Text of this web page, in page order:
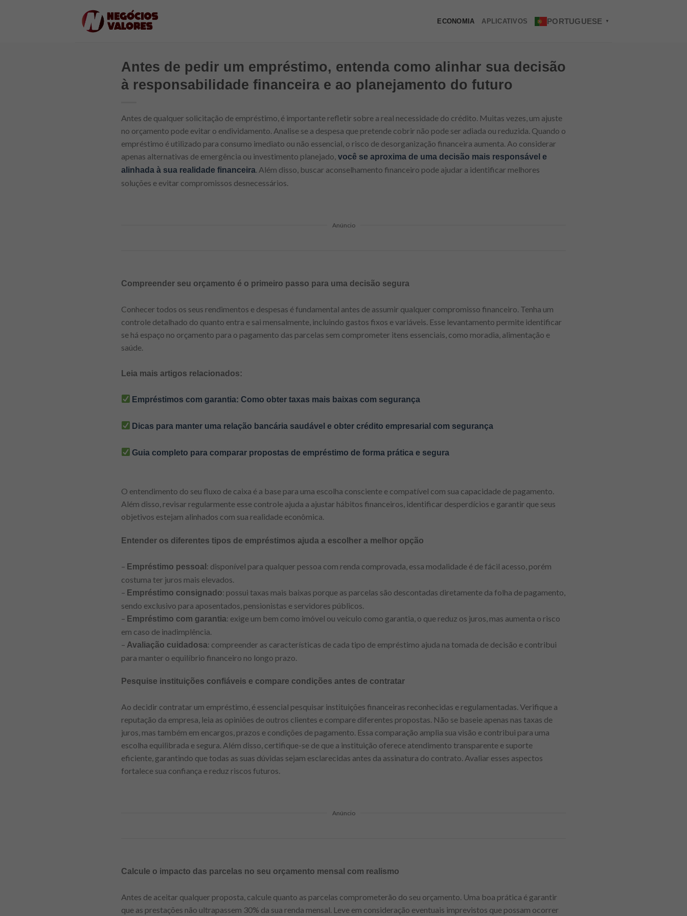
ECONOMIA APLICATIVOS PORTUGUESE ▼
Antes de pedir um empréstimo, entenda como alinhar sua decisão
à responsabilidade financeira e ao planejamento do futuro
Antes de qualquer solicitação de empréstimo, é importante refletir sobre a real necessidade do crédito. Muitas vezes, um ajuste
no orçamento pode evitar o endividamento. Analise se a despesa que pretende cobrir não pode ser adiada ou reduzida. Quando o
empréstimo é utilizado para consumo imediato ou não essencial, o risco de desorganização financeira aumenta. Ao considerar
apenas alternativas de emergência ou investimento planejado, você se aproxima de uma decisão mais responsável e
alinhada à sua realidade financeira. Além disso, buscar aconselhamento financeiro pode ajudar a identificar melhores
soluções e evitar compromissos desnecessários.
Anúncio
Compreender seu orçamento é o primeiro passo para uma decisão segura
Conhecer todos os seus rendimentos e despesas é fundamental antes de assumir qualquer compromisso financeiro. Tenha um
controle detalhado do quanto entra e sai mensalmente, incluindo gastos fixos e variáveis. Esse levantamento permite identificar
se há espaço no orçamento para o pagamento das parcelas sem comprometer itens essenciais, como moradia, alimentação e
saúde.
Leia mais artigos relacionados:
Empréstimos com garantia: Como obter taxas mais baixas com segurança
Dicas para manter uma relação bancária saudável e obter crédito empresarial com segurança
Guia completo para comparar propostas de empréstimo de forma prática e segura
O entendimento do seu fluxo de caixa é a base para uma escolha consciente e compatível com sua capacidade de pagamento.
Além disso, revisar regularmente esse controle ajuda a ajustar hábitos financeiros, identificar desperdícios e garantir que seus
objetivos estejam alinhados com sua realidade econômica.
Entender os diferentes tipos de empréstimos ajuda a escolher a melhor opção
– Empréstimo pessoal : disponível para qualquer pessoa com renda comprovada, essa modalidade é de fácil acesso, porém
costuma ter juros mais elevados.
– Empréstimo consignado: possui taxas mais baixas porque as parcelas são descontadas diretamente da folha de pagamento,
sendo exclusivo para aposentados, pensionistas e servidores públicos.
– Empréstimo com garantia: exige um bem como imóvel ou veículo como garantia, o que reduz os juros, mas aumenta o risco
em caso de inadimplência.
– Avaliação cuidadosa: compreender as características de cada tipo de empréstimo ajuda na tomada de decisão e contribui
para manter o equilíbrio financeiro no longo prazo.
Pesquise instituições confiáveis e compare condições antes de contratar
Ao decidir contratar um empréstimo, é essencial pesquisar instituições financeiras reconhecidas e regulamentadas. Verifique a
reputação da empresa, leia as opiniões de outros clientes e compare diferentes propostas. Não se baseie apenas nas taxas de
juros, mas também em encargos, prazos e condições de pagamento. Essa comparação amplia sua visão e contribui para uma
escolha equilibrada e segura. Além disso, certifique-se de que a instituição oferece atendimento transparente e suporte
eficiente, garantindo que todas as suas dúvidas sejam esclarecidas antes da assinatura do contrato. Avaliar esses aspectos
fortalece sua confiança e reduz riscos futuros.
Anúncio
Calcule o impacto das parcelas no seu orçamento mensal com realismo
Antes de aceitar qualquer proposta, calcule quanto as parcelas comprometerão do seu orçamento. Uma boa prática é garantir
que as prestações não ultrapassem 30% da sua renda mensal. Leve em consideração eventuais imprevistos que possam ocorrer